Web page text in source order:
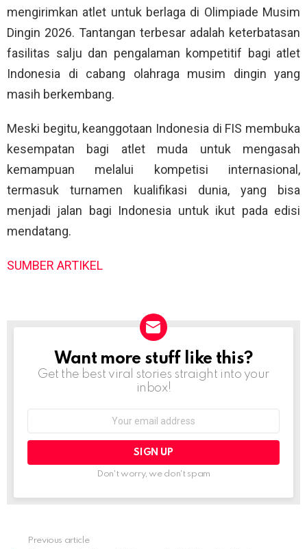
mengirimkan atlet untuk berlaga di Olimpiade Musim
Dingin 2026. Tantangan terbesar adalah keterbatasan
fasilitas salju dan pengalaman kompetitif bagi atlet
Indonesia di cabang olahraga musim dingin yang
masih berkembang.
Meski begitu, keanggotaan Indonesia di FIS membuka
kesempatan bagi atlet muda untuk mengasah
kemampuan melalui kompetisi internasional,
termasuk turnamen kualifikasi dunia, yang bisa
menjadi jalan bagi Indonesia untuk ikut pada edisi
mendatang.
SUMBER ARTIKEL
NEWSLETTER
Want more stuff like this?
Get the best viral stories straight into your
inbox!
Don't worry, we don't spam
Previous article